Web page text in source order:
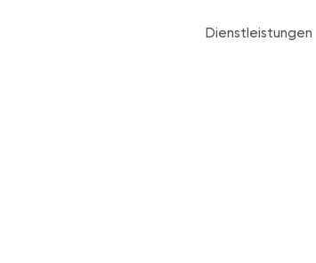
Dienstleistungen